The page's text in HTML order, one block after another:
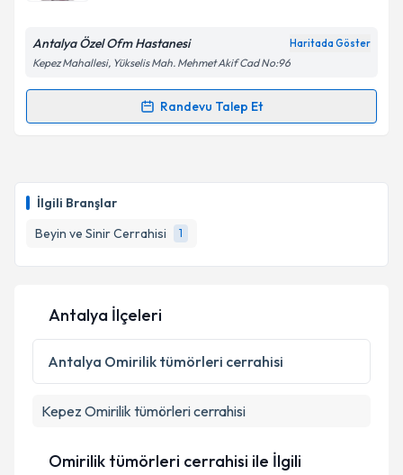
İlgili Branşlar
Beyin ve Sinir Cerrahisi
1
Kişisel verilerimin işlenmesine ilişkin
Aydınlatma
Metni'ni okudum ve kişisel verilerimin belirtilen
Antalya Özel Ofm Hastanesi Haritada Göster
Kepez Mahallesi, Yükselis Mah. Mehmet Akif Cad No:96
Randevu Talep Et
Randevu Takvimi Talebi
takvim hazırlandığında e-posta ile bilgilendireceğiz.
Kişisel verilerimin işlenmesine ilişkinAydınlatma
Metni
'ni okudum ve kişisel verilerimin belirtilen
kapsamda işlenmesini kabul ediyorum.
Antalya İlçeleri
Antalya Omirilik tümörleri cerrahisi
Kepez Omirilik tümörleri cerrahisi
Omirilik tümörleri cerrahisi ile İlgili